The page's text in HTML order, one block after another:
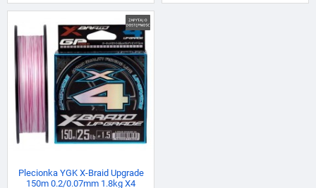
Plecionka YGK X-Braid Upgrade
150m 0.2/0.07mm 1.8kg X4